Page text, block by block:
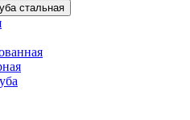
стальная